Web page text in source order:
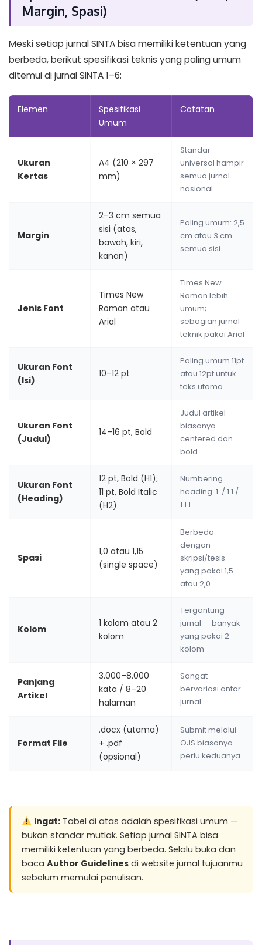
Margin, Spasi)
Meski setiap jurnal SINTA bisa memiliki ketentuan yang
berbeda, berikut spesifikasi teknis yang paling umum
ditemui di jurnal SINTA 1–6:
Elemen
Spesifikasi
Umum
Catatan
Ukuran
Kertas
A4 (210 × 297
mm)
Standar
universal hampir
semua jurnal
nasional
Margin
2–3 cm semua
sisi (atas,
bawah, kiri,
kanan)
Paling umum: 2,5
cm atau 3 cm
semua sisi
Jenis Font
Times New
Roman atau
Arial
Times New
Roman lebih
umum;
sebagian jurnal
teknik pakai Arial
Ukuran Font
(Isi)
10–12 pt
Paling umum 11pt
atau 12pt untuk
teks utama
Ukuran Font
(Judul)
14–16 pt, Bold
Judul artikel —
biasanya
centered dan
bold
Ukuran Font
(Heading)
12 pt, Bold (H1);
11 pt, Bold Italic
(H2)
Numbering
heading: 1. / 1.1 /
1.1.1
Spasi
1,0 atau 1,15
(single space)
Berbeda
dengan
skripsi/tesis
yang pakai 1,5
atau 2,0
Kolom
1 kolom atau 2
kolom
Tergantung
jurnal — banyak
yang pakai 2
kolom
Panjang
Artikel
3.000–8.000
kata / 8–20
halaman
Sangat
bervariasi antar
jurnal
Format File
.docx (utama)
+ .pdf
(opsional)
Submit melalui
OJS biasanya
perlu keduanya
Ingat:Tabel di atas adalah spesifikasi umum —
bukan standar mutlak. Setiap jurnal SINTA bisa
memiliki ketentuan yang berbeda. Selalu buka dan
baca Author Guidelines di website jurnal tujuanmu
sebelum memulai penulisan.